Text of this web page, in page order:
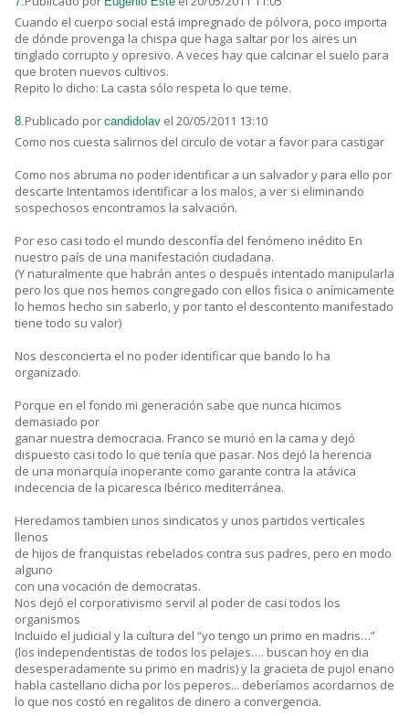
Cuando el cuerpo social está impregnado de pólvora, poco importa
de dónde provenga la chispa que haga saltar por los aires un
tinglado corrupto y opresivo. A veces hay que calcinar el suelo para
que broten nuevos cultivos.
Repito lo dicho: La casta sólo respeta lo que teme.
8.Publicado por candidolav el 20/05/2011 13:10
Como nos cuesta salirnos del circulo de votar a favor para castigar
Como nos abruma no poder identificar a un salvador y para ello por
descarte Intentamos identificar a los malos, a ver si eliminando
sospechosos encontramos la salvación.
Por eso casi todo el mundo desconfía del fenómeno inédito En
nuestro país de una manifestación ciudadana.
(Y naturalmente que habrán antes o después intentado manipularla
pero los que nos hemos congregado con ellos fisica o anímicamente
lo hemos hecho sin saberlo, y por tanto el descontento manifestado
tiene todo su valor)
Nos desconcierta el no poder identificar que bando lo ha
organizado.
Porque en el fondo mi generación sabe que nunca hicimos
demasiado por
ganar nuestra democracia. Franco se murió en la cama y dejó
dispuesto casi todo lo que tenía que pasar. Nos dejó la herencia
de una monarquía inoperante como garante contra la atávica
indecencia de la picaresca Ibérico mediterránea.
Heredamos tambien unos sindicatos y unos partidos verticales
llenos
de hijos de franquistas rebelados contra sus padres, pero en modo
alguno
con una vocación de democratas.
Nos dejó el corporativismo servil al poder de casi todos los
organismos
Incluido el judicial y la cultura del “yo tengo un primo en madris…”
(los independentistas de todos los pelajes…. buscan hoy en dia
desesperadamente su primo en madris) y la gracieta de pujol enano
habla castellano dicha por los peperos... deberíamos acordarnos de
lo que nos costó en regalitos de dinero a convergencia.